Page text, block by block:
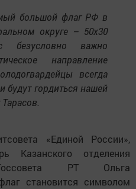
большой флаг РФ в
округе – 50х30
важно
направление
всегда
будут гордиться нашей
«Единой России»,
Казанского отделения
РТ Ольга
становится символом